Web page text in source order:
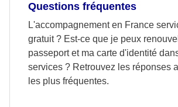
Questions fréquentes
L'accompagnement en France
gratuit ? Est-ce que je peux
passeport et ma carte d'identité
services ? Retrouvez les réponses
les plus fréquentes.